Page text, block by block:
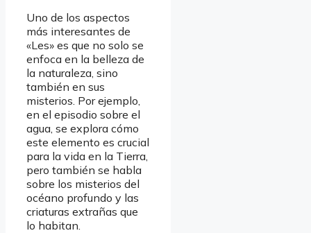
Uno de los aspectos
más interesantes de
«Les» es que no solo se
enfoca en la belleza de
la naturaleza, sino
también en sus
misterios. Por ejemplo,
en el episodio sobre el
agua, se explora cómo
este elemento es crucial
para la vida en la Tierra,
pero también se habla
sobre los misterios del
océano profundo y las
criaturas extrañas que
lo habitan.